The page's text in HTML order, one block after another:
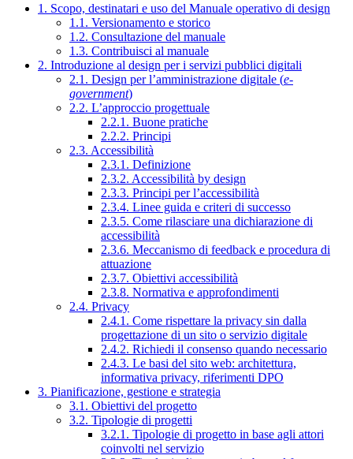
1. Scopo, destinatari e uso del Manuale operativo di design
1.1. Versionamento e storico
1.2. Consultazione del manuale
1.3. Contribuisci al manuale
2. Introduzione al design per i servizi pubblici digitali
2.1. Design per l’amministrazione digitale (e-
government)
2.2. L’approccio progettuale
2.2.1. Buone pratiche
2.2.2. Principi
2.3. Accessibilità
2.3.1. Definizione
2.3.2. Accessibilità by design
2.3.3. Principi per l’accessibilità
2.3.4. Linee guida e criteri di successo
2.3.5. Come rilasciare una dichiarazione di
accessibilità
2.3.6. Meccanismo di feedback e procedura di
attuazione
2.3.7. Obiettivi accessibilità
2.3.8. Normativa e approfondimenti
2.4. Privacy
2.4.1. Come rispettare la privacy sin dalla
progettazione di un sito o servizio digitale
2.4.2. Richiedi il consenso quando necessario
2.4.3. Le basi del sito web: architettura,
informativa privacy, riferimenti DPO
3. Pianificazione, gestione e strategia
3.1. Obiettivi del progetto
3.2. Tipologie di progetti
3.2.1. Tipologie di progetto in base agli attori
coinvolti nel servizio